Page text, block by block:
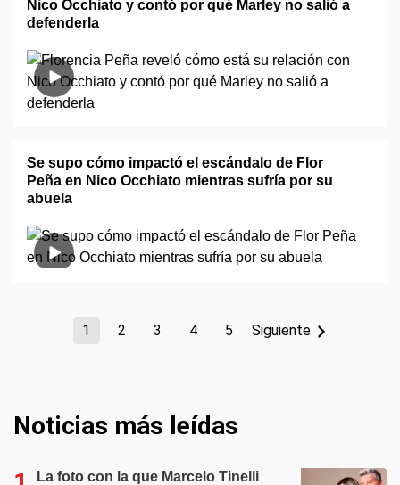
Nico Occhiato y contó por qué Marley no salió a
defenderla
Se supo cómo impactó el escándalo de Flor
Peña en Nico Occhiato mientras sufría por su
abuela
1 2 3 4 5 Siguiente
Noticias más leídas
La foto con la que Marcelo Tinelli